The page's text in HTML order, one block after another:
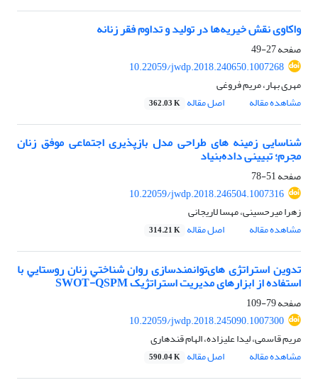
واکاوی نقش خیریه‌ها در تولید و تداوم فقر زنانه
صفحه27-49
10.22059/jwdp.2018.240650.1007268
مهری بهار، مریم فروغی
مشاهده مقاله
اصل مقاله 362.03 K
شناسایی زمینه‏ های طراحی مدل بازپذیری اجتماعی موفق زنان
مجرم؛ تبیینی داده‌بنیاد
صفحه51-78
10.22059/jwdp.2018.246504.1007316
زهرا میرحسینی، مهسا لاریجانی
مشاهده مقاله
اصل مقاله 314.21 K
تدوین استراتژی هایﺗﻮاﻧﻤﻨﺪﺳﺎزی روان ﺷﻨﺎﺧﺘﻲ زﻧﺎن روﺳﺘﺎﻳﻲ با
استفاده از ابزارهای مدیریت استراتژیک SWOT-QSPM
صفحه79-109
10.22059/jwdp.2018.245090.1007300
مریم قاسمی، لیدا علیزاده، الهام قندهاری
مشاهده مقاله
اصل مقاله 590.04 K